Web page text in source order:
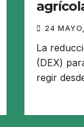
24
La
(DEX)
regir